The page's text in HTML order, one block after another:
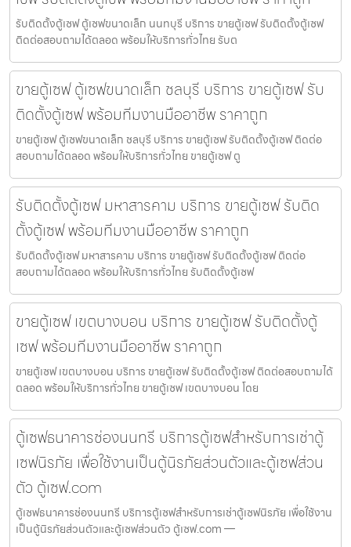
รับติดตั้งตู้เซฟ ตู้เซฟขนาดเล็ก นนทบุรี บริการ ขายตู้เซฟ รับติดตั้งตู้เซฟ
ติดต่อสอบถามได้ตลอด พร้อมให้บริการทั่วไทย รับต
ขายตู้เซฟ ตู้เซฟขนาดเล็ก ชลบุรี บริการ ขายตู้เซฟ รับ
ติดตั้งตู้เซฟ พร้อมทีมงานมืออาชีพ ราคาถูก
ขายตู้เซฟ ตู้เซฟขนาดเล็ก ชลบุรี บริการ ขายตู้เซฟ รับติดตั้งตู้เซฟ ติดต่อ
สอบถามได้ตลอด พร้อมให้บริการทั่วไทย ขายตู้เซฟ ตู
รับติดตั้งตู้เซฟ มหาสารคาม บริการ ขายตู้เซฟ รับติด
ตั้งตู้เซฟ พร้อมทีมงานมืออาชีพ ราคาถูก
รับติดตั้งตู้เซฟ มหาสารคาม บริการ ขายตู้เซฟ รับติดตั้งตู้เซฟ ติดต่อ
สอบถามได้ตลอด พร้อมให้บริการทั่วไทย รับติดตั้งตู้เซฟ
ขายตู้เซฟ เขตบางบอน บริการ ขายตู้เซฟ รับติดตั้งตู้
เซฟ พร้อมทีมงานมืออาชีพ ราคาถูก
ขายตู้เซฟ เขตบางบอน บริการ ขายตู้เซฟ รับติดตั้งตู้เซฟ ติดต่อสอบถามได้
ตลอด พร้อมให้บริการทั่วไทย ขายตู้เซฟ เขตบางบอน โดย
ตู้เซฟธนาคารช่องนนทรี บริการตู้เซฟสำหรับการเช่าตู้
เซฟนิรภัย เพื่อใช้งานเป็นตู้นิรภัยส่วนตัวและตู้เซฟส่วน
ตัว ตู้เซฟ.com
ตู้เซฟธนาคารช่องนนทรี บริการตู้เซฟสำหรับการเช่าตู้เซฟนิรภัย เพื่อใช้งาน
เป็นตู้นิรภัยส่วนตัวและตู้เซฟส่วนตัว ตู้เซฟ.com —